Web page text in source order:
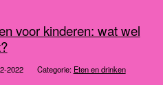
voor kinderen: wat wel
2022 Categorie: Eten en drinken